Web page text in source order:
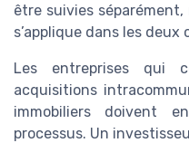
être suivies séparément,
s’applique dans les deux
Les entreprises qui
acquisitions
immobiliers doivent
processus. Un